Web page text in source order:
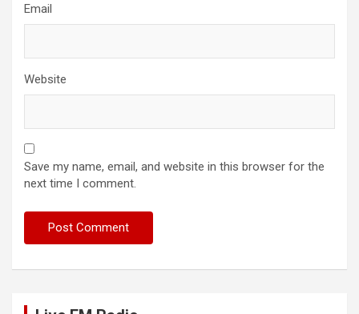
Email
Website
Save my name, email, and website in this browser for the
next time I comment.